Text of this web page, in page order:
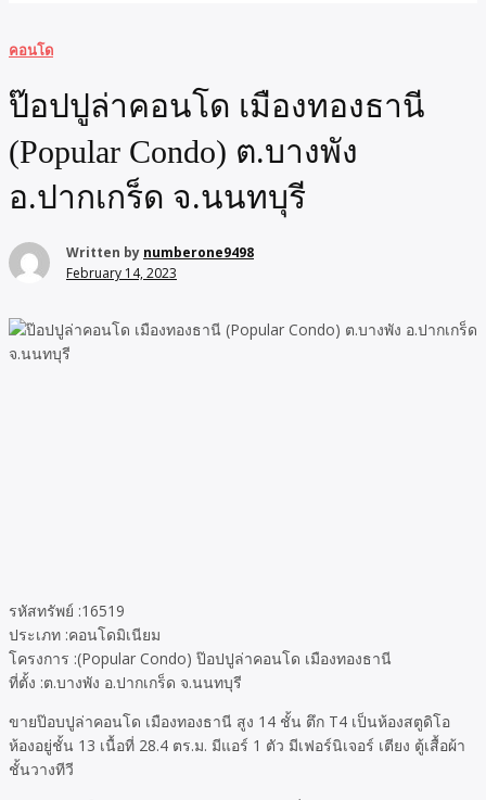
คอนโด
ป๊อปปูล่าคอนโด เมืองทองธานี
(Popular Condo) ต.บางพัง
อ.ปากเกร็ด จ.นนทบุรี
Written by numberone9498
February 14, 2023
รหัสทรัพย์ :16519
ประเภท :คอนโดมิเนียม
โครงการ :(Popular Condo) ป๊อปปูล่าคอนโด เมืองทองธานี
ที่ตั้ง :ต.บางพัง อ.ปากเกร็ด จ.นนทบุรี
ขายป๊อบปูล่าคอนโด เมืองทองธานี สูง 14 ชั้น ตึก T4 เป็นห้องสตูดิโอ
ห้องอยู่ชั้น 13 เนื้อที่ 28.4 ตร.ม. มีแอร์ 1 ตัว มีเฟอร์นิเจอร์ เตียง ตู้เสื้อผ้า
ชั้นวางทีวี